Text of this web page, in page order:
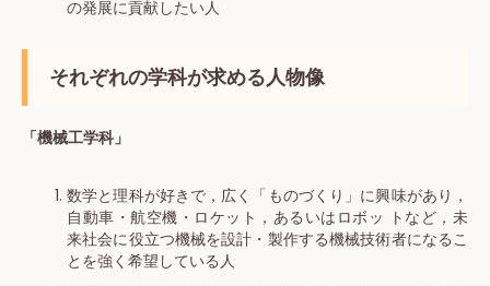
の発展に貢献したい人
それぞれの学科が求める人物像
「機械工学科」
数学と理科が好きで，広く「ものづくり」に興味があり，
自動車・航空機・ロケット，あるいはロボッ トなど，未
来社会に役立つ機械を設計・製作する機械技術者になるこ
とを強く希望している人